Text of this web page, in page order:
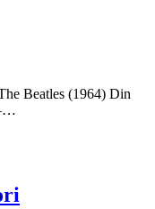
Beatles (1964) Din